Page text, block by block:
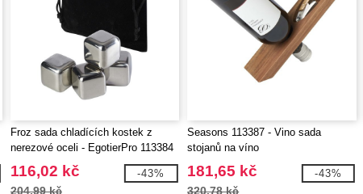
Froz sada chladících kostek z
nerezové oceli - EgotierPro 113384
116,02 kč
204,99 kč
-43%
Seasons 113387 - Vino sada
stojanů na víno
181,65 kč
320,78 kč
-43%